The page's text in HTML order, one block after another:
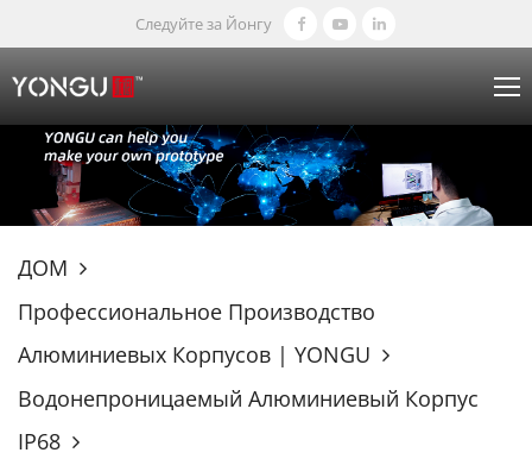
Следуйте за Йонгу
ДОМ
Профессиональное Производство
Алюминиевых Корпусов | YONGU
Водонепроницаемый Алюминиевый Корпус
IP68